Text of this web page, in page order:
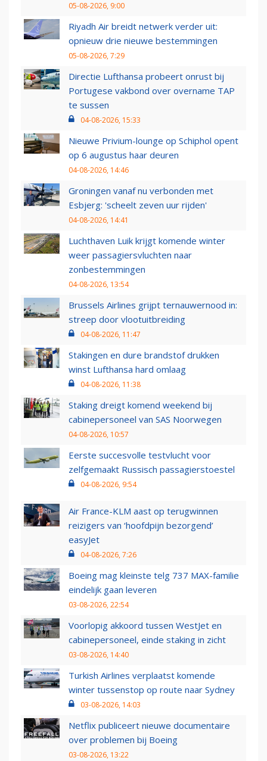
05-08-2026, 9:00
Riyadh Air breidt netwerk verder uit:
opnieuw drie nieuwe bestemmingen
05-08-2026, 7:29
Directie Lufthansa probeert onrust bij
Portugese vakbond over overname TAP
te sussen
04-08-2026, 15:33
Nieuwe Privium-lounge op Schiphol opent
op 6 augustus haar deuren
04-08-2026, 14:46
Groningen vanaf nu verbonden met
Esbjerg: 'scheelt zeven uur rijden'
04-08-2026, 14:41
Luchthaven Luik krijgt komende winter
weer passagiersvluchten naar
zonbestemmingen
04-08-2026, 13:54
Brussels Airlines grijpt ternauwernood in:
streep door vlootuitbreiding
04-08-2026, 11:47
Stakingen en dure brandstof drukken
winst Lufthansa hard omlaag
04-08-2026, 11:38
Staking dreigt komend weekend bij
cabinepersoneel van SAS Noorwegen
04-08-2026, 10:57
Eerste succesvolle testvlucht voor
zelfgemaakt Russisch passagierstoestel
04-08-2026, 9:54
Air France-KLM aast op terugwinnen
reizigers van ‘hoofdpijn bezorgend’
easyJet
04-08-2026, 7:26
Boeing mag kleinste telg 737 MAX-familie
eindelijk gaan leveren
03-08-2026, 22:54
Voorlopig akkoord tussen WestJet en
cabinepersoneel, einde staking in zicht
03-08-2026, 14:40
Turkish Airlines verplaatst komende
winter tussenstop op route naar Sydney
03-08-2026, 14:03
Netflix publiceert nieuwe documentaire
over problemen bij Boeing
03-08-2026, 13:22